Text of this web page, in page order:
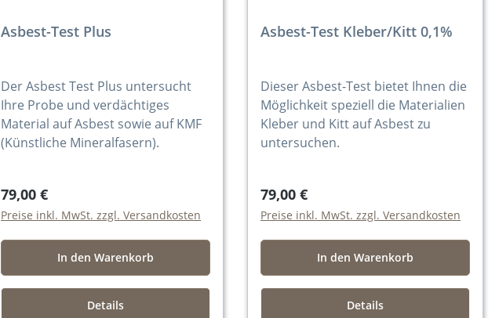
Asbest-Test Plus
Der Asbest Test Plus untersucht
Ihre Probe und verdächtiges
Material auf Asbest sowie auf KMF
(Künstliche Mineralfasern).
79,00 €
Preise inkl. MwSt. zzgl. Versandkosten
In den Warenkorb
Details
Asbest-Test Kleber/Kitt 0,1%
Dieser Asbest-Test bietet Ihnen die
Möglichkeit speziell die Materialien
Kleber und Kitt auf Asbest zu
untersuchen.
79,00 €
Preise inkl. MwSt. zzgl. Versandkosten
In den Warenkorb
Details